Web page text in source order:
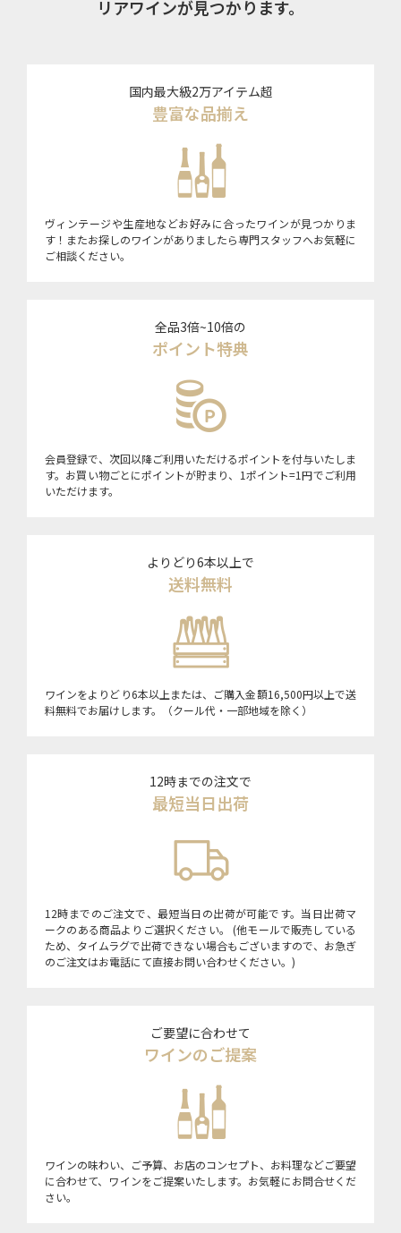
リアワインが見つかります。
国内最大級2万アイテム超
豊富な品揃え
ヴィンテージや生産地などお好みに合ったワインが見つかりま
す！またお探しのワインがありましたら専門スタッフへお気軽に
ご相談ください。
全品3倍~10倍の
ポイント特典
会員登録で、次回以降ご利用いただけるポイントを付与いたしま
す。お買い物ごとにポイントが貯まり、1ポイント=1円でご利用
いただけます。
よりどり6本以上で
送料無料
ワインをよりどり6本以上または、ご購入金額16,500円以上で送
料無料でお届けします。（クール代・一部地域を除く）
12時までの注文で
最短当日出荷
12時までのご注文で、最短当日の出荷が可能です。当日出荷マ
ークのある商品よりご選択ください。 (他モールで販売している
ため、タイムラグで出荷できない場合もございますので、お急ぎ
のご注文はお電話にて直接お問い合わせください。)
ご要望に合わせて
ワインのご提案
ワインの味わい、ご予算、お店のコンセプト、お料理などご要望
に合わせて、ワインをご提案いたします。お気軽にお問合せくだ
さい。